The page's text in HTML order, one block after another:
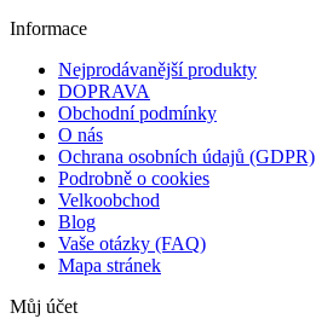
Informace
Nejprodávanější produkty
DOPRAVA
Obchodní podmínky
O nás
Ochrana osobních údajů (GDPR)
Podrobně o cookies
Velkoobchod
Blog
Vaše otázky (FAQ)
Mapa stránek
Můj účet